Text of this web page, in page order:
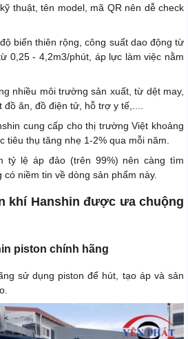
thuật, tên model, mã QR nên dễ check
biến thiên rộng, công suất dao động từ
0,25 - 4,2m3/phút, áp lực làm việc nằm
nhiều môi trường sản xuất, từ dệt may,
đồ ăn, đồ điện tử, hỗ trợ y tế,....
cung cấp cho thị trường Việt khoảng
tiêu thụ tăng nhẹ 1-2% qua mỗi năm.
tỷ lệ áp đảo (trên 99%) nên càng tìm
có niềm tin về dòng sản phẩm này.
khí Hanshin được ưa chuộng
piston chính hãng
sử dụng piston để hút, tạo áp và sản